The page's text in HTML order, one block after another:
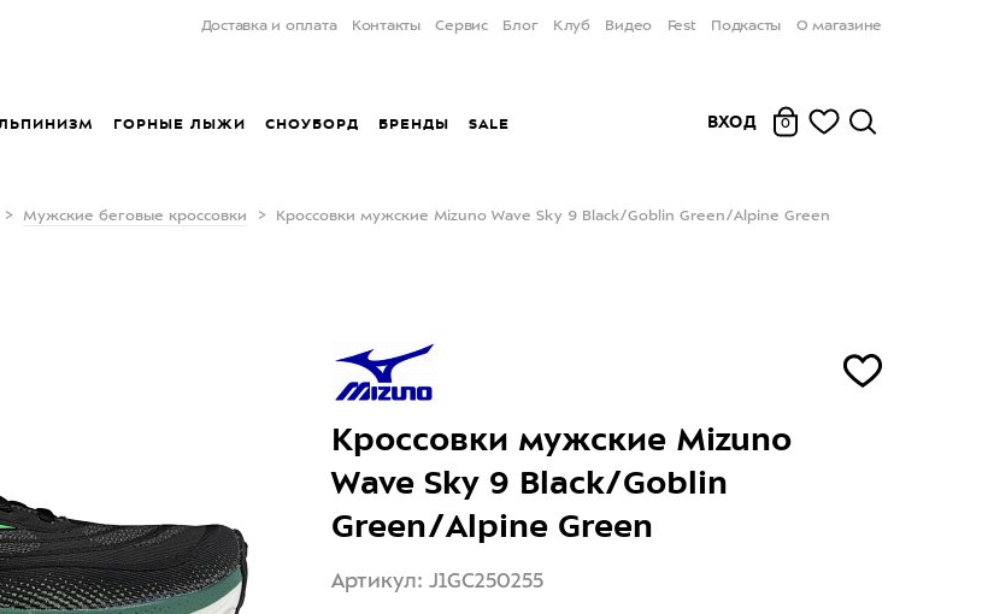
Доставка и оплата Контакты Сервис Блог Клуб Видео Fest Подкасты О магазине
ГОРНЫЕ ЛЫЖИ СНОУБОРД БРЕНДЫ SALE ВХОД 0
Мужские беговые кроссовки Кроссовки мужские Mizuno Wave Sky 9 Black/Goblin Green/Alpine Green
Кроссовки мужские Mizuno
Wave Sky 9 Black/Goblin
Green/Alpine Green
Артикул: J1GC250255